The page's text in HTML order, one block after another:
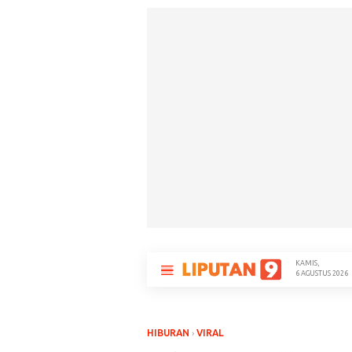
KAMIS,
6 AGUSTUS 2026
HIBURAN › VIRAL